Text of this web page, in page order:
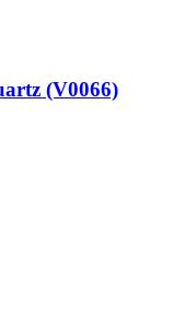
(V0066)